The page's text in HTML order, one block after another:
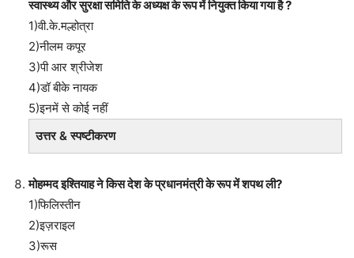
स्वास्थ्य और सुरक्षा समिति के अध्यक्ष के रूप में नियुक्त किया गया है ?
1)वी.के.मल्होत्रा
2)नीलम कपूर
3)पी आर श्रीजेश
4)डॉ बीके नायक
5)इनमें से कोई नहीं
उत्तर & स्पष्टीकरण
मोहम्मद इश्तियाह ने किस देश के प्रधानमंत्री के रूप में शपथ ली?
1)फिलिस्तीन
2)इज़राइल
3)रूस